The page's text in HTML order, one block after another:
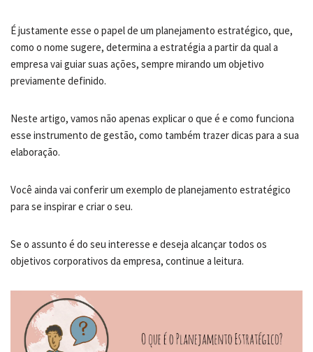
É justamente esse o papel de um planejamento estratégico, que,
como o nome sugere, determina a estratégia a partir da qual a
empresa vai guiar suas ações, sempre mirando um objetivo
previamente definido.
Neste artigo, vamos não apenas explicar o que é e como funciona
esse instrumento de gestão, como também trazer dicas para a sua
elaboração.
Você ainda vai conferir um exemplo de planejamento estratégico
para se inspirar e criar o seu.
Se o assunto é do seu interesse e deseja alcançar todos os
objetivos corporativos da empresa, continue a leitura.